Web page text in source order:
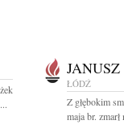
ŁÓDŹ
Z głębokim
maja br.